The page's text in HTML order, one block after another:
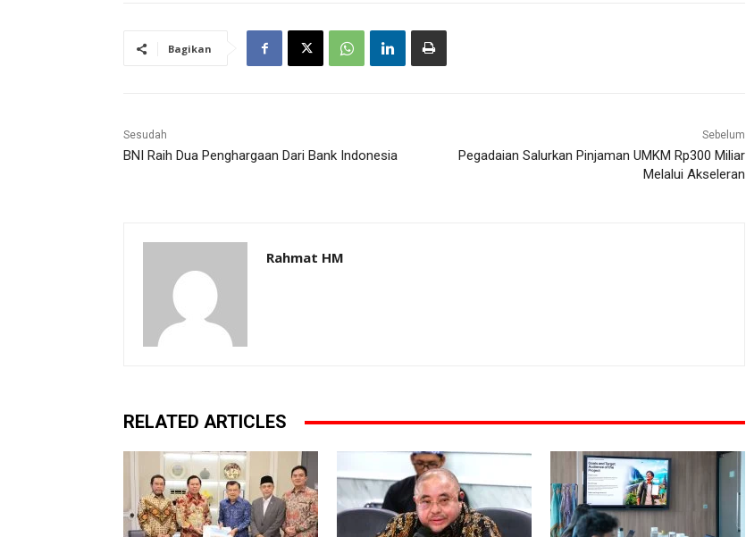
Bagikan
Sesudah
BNI Raih Dua Penghargaan Dari Bank Indonesia
Sebelum
Pegadaian Salurkan Pinjaman UMKM Rp300 Miliar
Melalui Akseleran
Rahmat HM
RELATED ARTICLES